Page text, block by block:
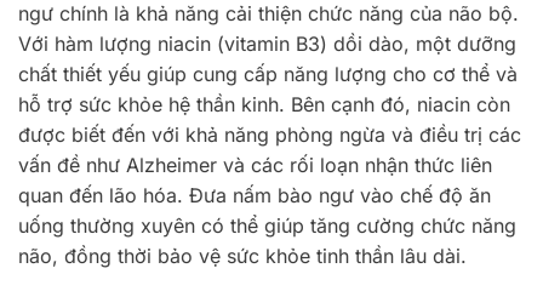
ngư chính là khả năng cải thiện chức năng của não bộ.
Với hàm lượng niacin (vitamin B3) dồi dào, một dưỡng
chất thiết yếu giúp cung cấp năng lượng cho cơ thể và
hỗ trợ sức khỏe hệ thần kinh. Bên cạnh đó, niacin còn
được biết đến với khả năng phòng ngừa và điều trị các
vấn đề như Alzheimer và các rối loạn nhận thức liên
quan đến lão hóa. Đưa nấm bào ngư vào chế độ ăn
uống thường xuyên có thể giúp tăng cường chức năng
não, đồng thời bảo vệ sức khỏe tinh thần lâu dài.